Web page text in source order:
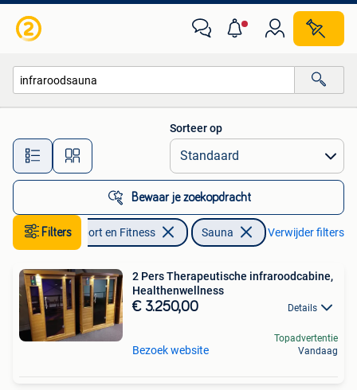
Alle afstanden…
Sorteer op
Bewaar je zoekopdracht
Filters Sport en Fitness Sauna Verwijder filters
2 Pers Therapeutische infraroodcabine,
Healthenwellness
€ 3.250,00 Details
Bezoek website
Topadvertentie
Vandaag